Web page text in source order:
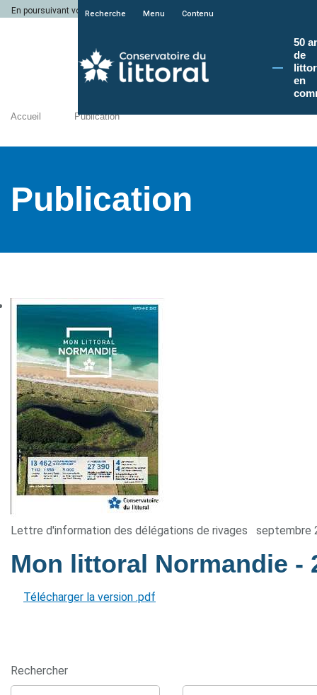
En poursuivant votre navigation sur le site du Conservatoire du littoral, vous
Recherche Menu Contenu
50
de
en
Accueil Publication
Publication
Lettre d'information des délégations de rivages septembre
Mon littoral Normandie -
Télécharger la version .pdf
Rechercher